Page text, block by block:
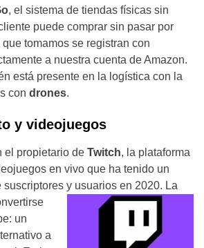
, el sistema de tiendas físicas sin
puede comprar sin pasar por
tomamos se registran con
a nuestra cuenta de Amazon.
está presente en la logística con la
con drones.
y videojuegos
el propietario de Twitch, la plataforma
en vivo que ha tenido un
y usuarios en 2020. La
un
a